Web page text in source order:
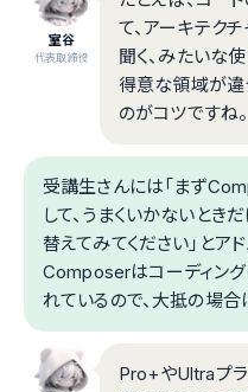
室谷
代表取締役
て、アーキテク
聞く、みたいな
得意な領域が違
のがコツですね。
受講生さんには「まず
して、うまくいかないとき
替えてみてください」とア
Composerはコーディン
れているので、大抵の場合
Pro+やUltraプ